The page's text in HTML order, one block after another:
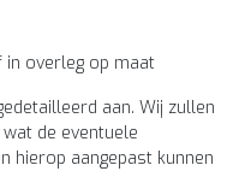
in overleg op maat
aan. Wij zullen
de eventuele
hierop aangepast kunnen